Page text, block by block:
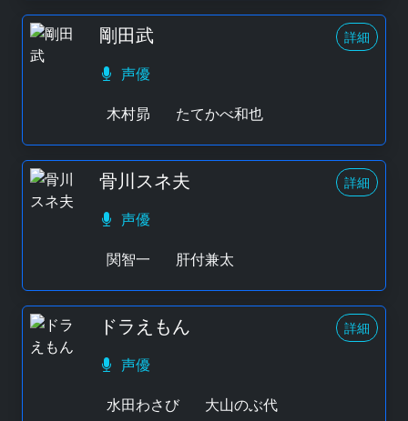
剛田武 詳細
声優
木村昴
たてかべ和也
骨川スネ夫 詳細
声優
関智一
肝付兼太
ドラえもん 詳細
声優
水田わさび
大山のぶ代